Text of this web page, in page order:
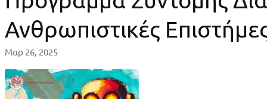
Σύντομης
Διάρκειας
στις
Ψηφιακές
Ανθρωπιστικές
Μαρ 26, 2025